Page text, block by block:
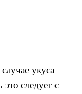
укуса
следует с